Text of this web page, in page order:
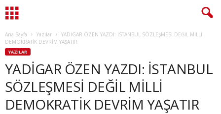
Ana Sayfa Yazılar
YADİGAR ÖZEN YAZDI: İSTANBUL SÖZLEŞMESİ DEĞİL MİLLİ
DEMOKRATİK DEVRİM YAŞATIR
YAZILAR
YADİGAR ÖZEN YAZDI: İSTANBUL
SÖZLEŞMESİ DEĞİL MİLLİ
DEMOKRATİK DEVRİM YAŞATIR